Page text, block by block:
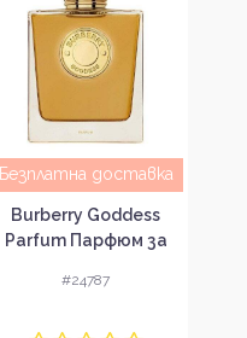
Безплатна доставка
Burberry Goddess
Parfum Парфюм за
#24787